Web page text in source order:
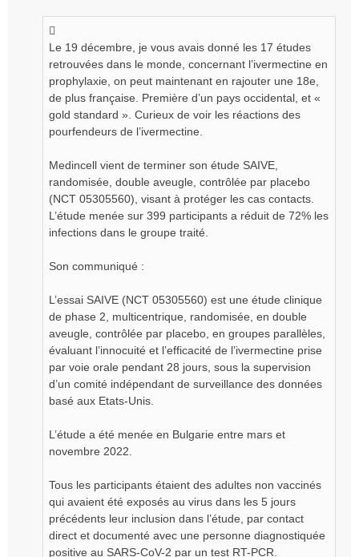
Le 19 décembre, je vous avais donné les 17 études
retrouvées dans le monde, concernant l’ivermectine en
prophylaxie, on peut maintenant en rajouter une 18e,
de plus française. Première d’un pays occidental, et «
gold standard ». Curieux de voir les réactions des
pourfendeurs de l’ivermectine.
Medincell vient de terminer son étude SAIVE,
randomisée, double aveugle, contrôlée par placebo
(NCT 05305560), visant à protéger les cas contacts.
L’étude menée sur 399 participants a réduit de 72% les
infections dans le groupe traité.
Son communiqué :
L’essai SAIVE (NCT 05305560) est une étude clinique
de phase 2, multicentrique, randomisée, en double
aveugle, contrôlée par placebo, en groupes parallèles,
évaluant l’innocuité et l’efficacité de l’ivermectine prise
par voie orale pendant 28 jours, sous la supervision
d’un comité indépendant de surveillance des données
basé aux Etats-Unis.
L’étude a été menée en Bulgarie entre mars et
novembre 2022.
Tous les participants étaient des adultes non vaccinés
qui avaient été exposés au virus dans les 5 jours
précédents leur inclusion dans l’étude, par contact
direct et documenté avec une personne diagnostiquée
positive au SARS-CoV-2 par un test RT-PCR.